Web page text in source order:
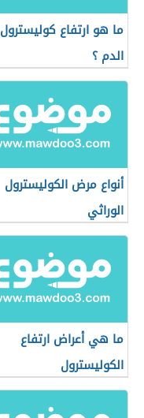
ما هو ارتفاع كوليسترول
الدم ؟
أنواع مرض الكوليسترول
الوراثي
ما هي أعراض ارتفاع
الكوليسترول